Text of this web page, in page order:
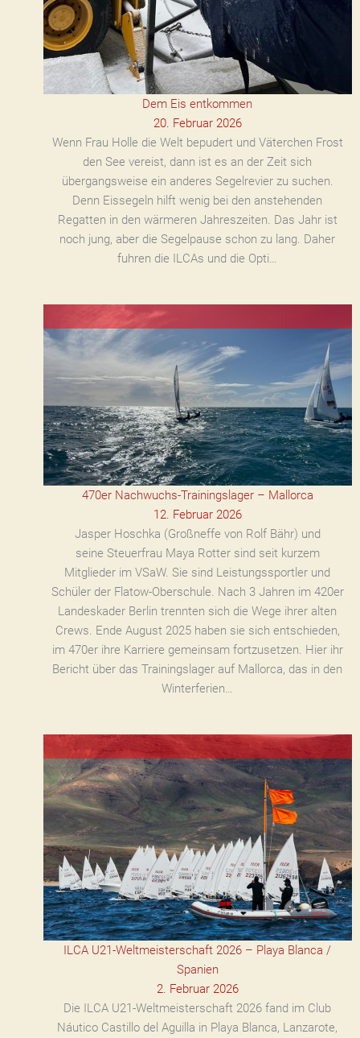
Dem Eis entkommen
20. Februar 2026
Wenn Frau Holle die Welt bepudert und Väterchen Frost
den See vereist, dann ist es an der Zeit sich
übergangsweise ein anderes Segelrevier zu suchen.
Denn Eissegeln hilft wenig bei den anstehenden
Regatten in den wärmeren Jahreszeiten. Das Jahr ist
noch jung, aber die Segelpause schon zu lang. Daher
fuhren die ILCAs und die Opti…
470er Nachwuchs-Trainingslager – Mallorca
12. Februar 2026
Jasper Hoschka (Großneffe von Rolf Bähr) und
seine Steuerfrau Maya Rotter sind seit kurzem
Mitglieder im VSaW. Sie sind Leistungssportler und
Schüler der Flatow-Oberschule. Nach 3 Jahren im 420er
Landeskader Berlin trennten sich die Wege ihrer alten
Crews. Ende August 2025 haben sie sich entschieden,
im 470er ihre Karriere gemeinsam fortzusetzen. Hier ihr
Bericht über das Trainingslager auf Mallorca, das in den
Winterferien…
ILCA U21-Weltmeisterschaft 2026 – Playa Blanca /
Spanien
2. Februar 2026
Die ILCA U21-Weltmeisterschaft 2026 fand im Club
Náutico Castillo del Aguilla in Playa Blanca, Lanzarote,